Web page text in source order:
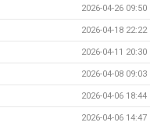
2026-04-26 09:50
2026-04-18 22:22
2026-04-11 20:30
2026-04-08 09:03
2026-04-06 18:44
2026-04-06 14:47